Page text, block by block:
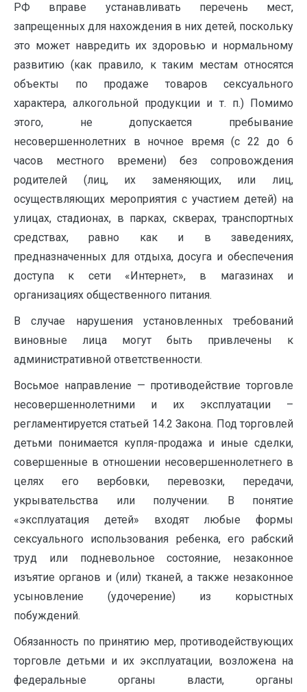
РФ вправе устанавливать перечень мест,
запрещенных для нахождения в них детей, поскольку
это может навредить их здоровью и нормальному
развитию (как правило, к таким местам относятся
объекты по продаже товаров сексуального
характера, алкогольной продукции и т. п.) Помимо
этого, не допускается пребывание
несовершеннолетних в ночное время (с 22 до 6
часов местного времени) без сопровождения
родителей (лиц, их заменяющих, или лиц,
осуществляющих мероприятия с участием детей) на
улицах, стадионах, в парках, скверах, транспортных
средствах, равно как и в заведениях,
предназначенных для отдыха, досуга и обеспечения
доступа к сети «Интернет», в магазинах и
организациях общественного питания.
В случае нарушения установленных требований
виновные лица могут быть привлечены к
административной ответственности.
Восьмое направление — противодействие торговле
несовершеннолетними и их эксплуатации –
регламентируется статьей 14.2 Закона. Под торговлей
детьми понимается купля-продажа и иные сделки,
совершенные в отношении несовершеннолетнего в
целях его вербовки, перевозки, передачи,
укрывательства или получении. В понятие
«эксплуатация детей» входят любые формы
сексуального использования ребенка, его рабский
труд или подневольное состояние, незаконное
изъятие органов и (или) тканей, а также незаконное
усыновление (удочерение) из корыстных
побуждений.
Обязанность по принятию мер, противодействующих
торговле детьми и их эксплуатации, возложена на
федеральные органы власти, органы